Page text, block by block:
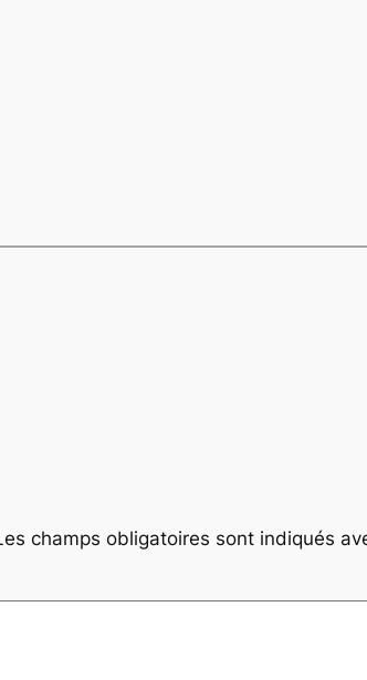
champs obligatoires sont indiqués